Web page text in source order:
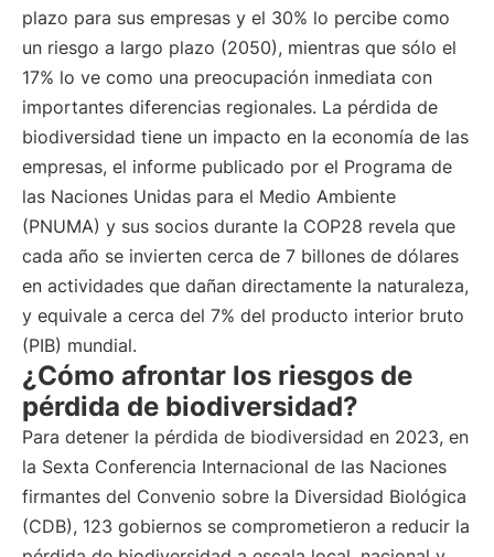
plazo para sus empresas y el 30% lo percibe como
un riesgo a largo plazo (2050), mientras que sólo el
17% lo ve como una preocupación inmediata con
importantes diferencias regionales. La pérdida de
biodiversidad tiene un impacto en la economía de las
empresas, el informe publicado por el Programa de
las Naciones Unidas para el Medio Ambiente
(PNUMA) y sus socios durante la COP28 revela que
cada año se invierten cerca de 7 billones de dólares
en actividades que dañan directamente la naturaleza,
y equivale a cerca del 7% del producto interior bruto
(PIB) mundial.
¿Cómo afrontar los riesgos de
pérdida de biodiversidad?
Para detener la pérdida de biodiversidad en 2023, en
la Sexta Conferencia Internacional de las Naciones
firmantes del Convenio sobre la Diversidad Biológica
(CDB), 123 gobiernos se comprometieron a reducir la